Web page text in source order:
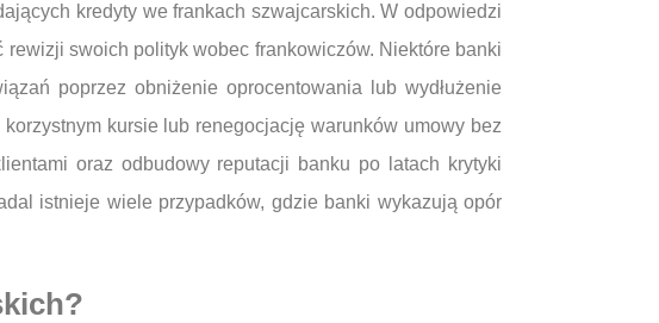
kredyty we frankach szwajcarskich. W odpowiedzi
swoich polityk wobec frankowiczów. Niektóre banki
poprzez obniżenie oprocentowania lub wydłużenie
kursie lub renegocjację warunków umowy bez
oraz odbudowy reputacji banku po latach krytyki
istnieje wiele przypadków, gdzie banki wykazują opór